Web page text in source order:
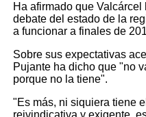
Ha afirmado que
debate del estado de la
a funcionar a finales de
Sobre sus expectativas
Pujante ha dicho que "no
porque no la tiene".
"Es más, ni siquiera tiene